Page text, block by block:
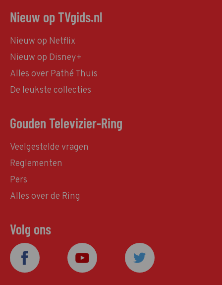
Nieuw op TVgids.nl
Nieuw op Netflix
Nieuw op Disney+
Alles over Pathé Thuis
De leukste collecties
Gouden Televizier-Ring
Veelgestelde vragen
Reglementen
Pers
Alles over de Ring
Volg ons